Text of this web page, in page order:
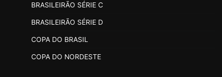
BRASILEIRÃO SÉRIE C
BRASILEIRÃO SÉRIE D
COPA DO BRASIL
COPA DO NORDESTE